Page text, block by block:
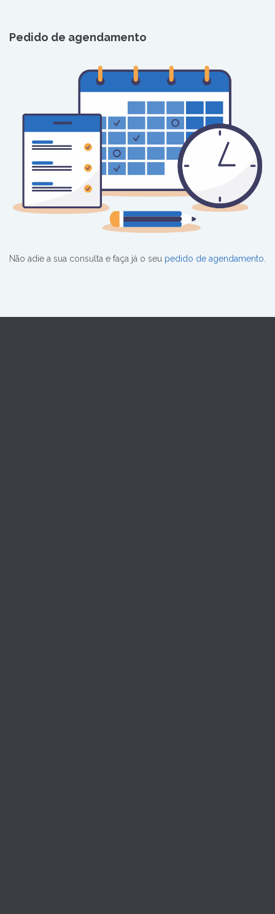
Pedido de agendamento
Não adie a sua consulta e faça já o seu pedido de agendamento